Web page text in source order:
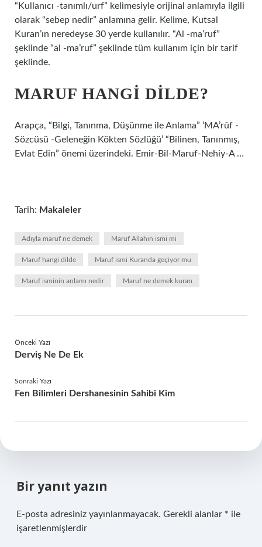
“Kullanıcı -tanımlı/urf” kelimesiyle orijinal anlamıyla ilgili
olarak “sebep nedir” anlamına gelir. Kelime, Kutsal
Kuran’ın neredeyse 30 yerde kullanılır. “Al -ma’ruf”
şeklinde “al -ma’ruf” şeklinde tüm kullanım için bir tarif
şeklinde.
MARUF HANGI DILDE?
Arapça, “Bilgi, Tanınma, Düşünme ile Anlama” ‘MA’rûf -
Sözcüsü -Geleneğin Kökten Sözlüğü’ “Bilinen, Tanınmış,
Evlat Edin” önemi üzerindeki. Emir-Bil-Maruf-Nehiy-A …
Tarih: Makaleler
Adıyla maruf ne demek Maruf Allahın ismi mi
Maruf hangi dilde Maruf ismi Kuranda geçiyor mu
Maruf isminin anlamı nedir Maruf ne demek kuran
Önceki Yazı
Derviş Ne De Ek
Sonraki Yazı
Fen Bilimleri Dershanesinin Sahibi Kim
Bir yanıt yazın
E-posta adresiniz yayınlanmayacak. Gerekli alanlar * ile
işaretlenmişlerdir